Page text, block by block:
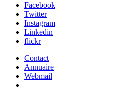
Facebook
Twitter
Instagram
Linkedin
flickr
Contact
Annuaire
Webmail